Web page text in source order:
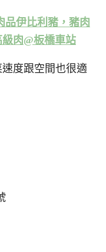
品伊比利豬，豬肉
肉@板橋車站
度跟空間也很適